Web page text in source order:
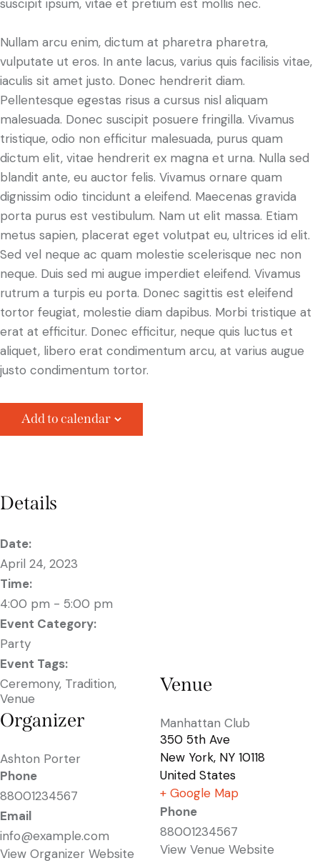
suscipit ipsum, vitae et pretium est mollis nec.
Nullam arcu enim, dictum at pharetra pharetra,
vulputate ut eros. In ante lacus, varius quis facilisis vitae,
iaculis sit amet justo. Donec hendrerit diam.
Pellentesque egestas risus a cursus nisl aliquam
malesuada. Donec suscipit posuere fringilla. Vivamus
tristique, odio non efficitur malesuada, purus quam
dictum elit, vitae hendrerit ex magna et urna. Nulla sed
blandit ante, eu auctor felis. Vivamus ornare quam
dignissim odio tincidunt a eleifend. Maecenas gravida
porta purus est vestibulum. Nam ut elit massa. Etiam
metus sapien, placerat eget volutpat eu, ultrices id elit.
Sed vel neque ac quam molestie scelerisque nec non
neque. Duis sed mi augue imperdiet eleifend. Vivamus
rutrum a turpis eu porta. Donec sagittis est eleifend
tortor feugiat, molestie diam dapibus. Morbi tristique at
erat at efficitur. Donec efficitur, neque quis luctus et
aliquet, libero erat condimentum arcu, at varius augue
justo condimentum tortor.
Add to calendar
Details
Date:
April 24, 2023
Time:
4:00 pm - 5:00 pm
Event Category:
Party
Event Tags:
Ceremony, Tradition,
Venue
Organizer
Ashton Porter
Phone
88001234567
Email
info@example.com
View Organizer Website
Venue
Manhattan Club
350 5th Ave
New York, NY 10118
United States
+ Google Map
Phone
88001234567
View Venue Website